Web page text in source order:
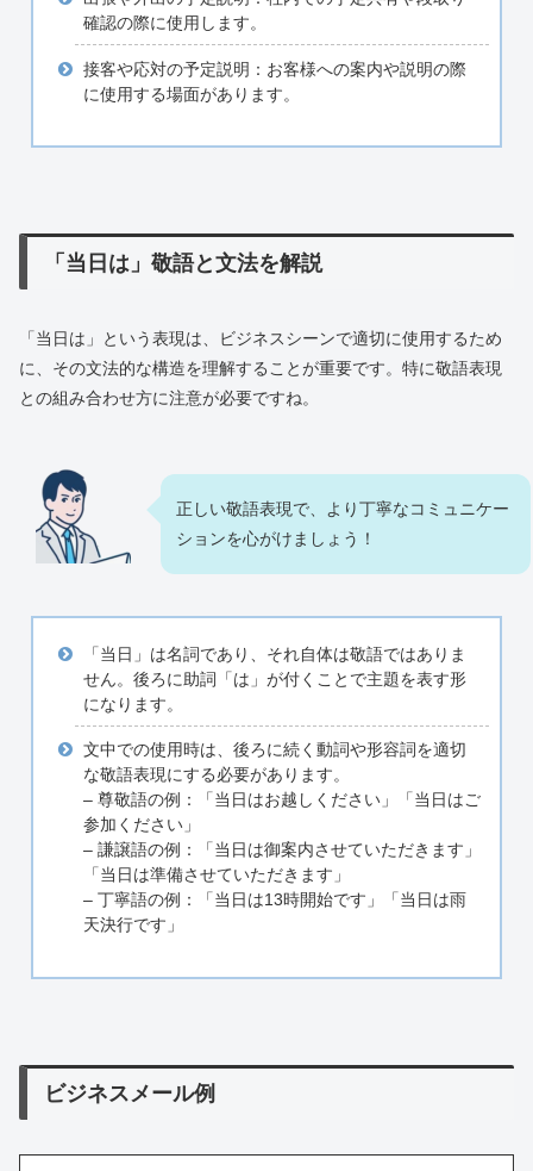
確認の際に使用します。
接客や応対の予定説明：お客様への案内や説明の際
に使用する場面があります。
「当日は」敬語と文法を解説
「当日は」という表現は、ビジネスシーンで適切に使用するため
に、その文法的な構造を理解することが重要です。特に敬語表現
との組み合わせ方に注意が必要ですね。
正しい敬語表現で、より丁寧なコミュニケー
ションを心がけましょう！
「当日」は名詞であり、それ自体は敬語ではありま
せん。後ろに助詞「は」が付くことで主題を表す形
になります。
文中での使用時は、後ろに続く動詞や形容詞を適切
な敬語表現にする必要があります。
– 尊敬語の例：「当日はお越しください」「当日はご
参加ください」
– 謙譲語の例：「当日は御案内させていただきます」
「当日は準備させていただきます」
– 丁寧語の例：「当日は13時開始です」「当日は雨
天決行です」
ビジネスメール例